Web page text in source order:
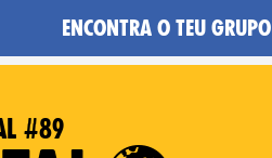
ENCONTRA O TEU GRUPO
#89